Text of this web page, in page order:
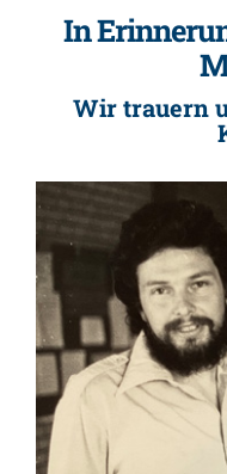
In
Wir trauern